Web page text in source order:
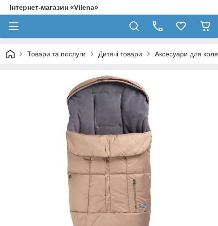
Інтернет-магазин «Vilena»
Товари та послуги Дитячі товари Аксесуари для